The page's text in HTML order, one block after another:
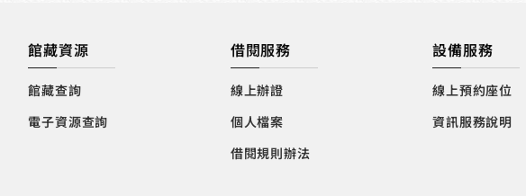
館藏資源
館藏查詢
電子資源查詢
借閱服務
線上辦證
個人檔案
借閱規則辦法
設備服務
線上預約座位
資訊服務說明